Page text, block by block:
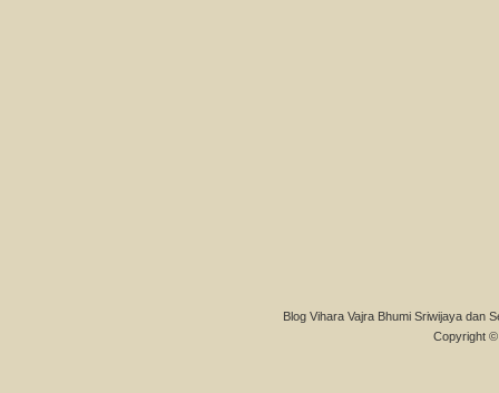
Blog Vihara Vajra Bhumi Sriwijaya dan
Copyright ©